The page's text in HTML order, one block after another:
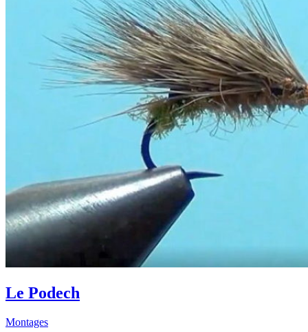
Le Podech
Montages